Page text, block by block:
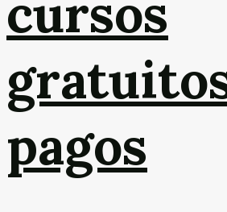
cursos
pagos